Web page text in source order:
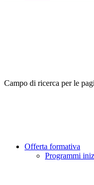
Campo di ricerca per le
Offerta formativa
Programmi